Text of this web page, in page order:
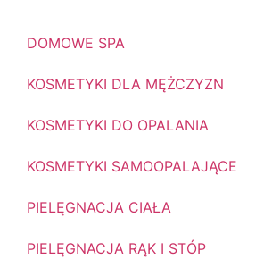
DOMOWE SPA
KOSMETYKI DLA MĘŻCZYZN
KOSMETYKI DO OPALANIA
KOSMETYKI SAMOOPALAJĄCE
PIELĘGNACJA CIAŁA
PIELĘGNACJA RĄK I STÓP